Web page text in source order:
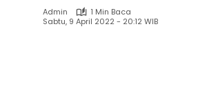
Admin
1 Min Baca
Sabtu, 9 April 2022 - 20:12 WIB